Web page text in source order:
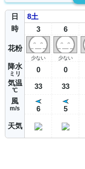
日
時
花粉
降水
ミリ
気温
℃
風
m/s
天気
8土
3
少ない
0
33
6
6
少ない
0
33
5